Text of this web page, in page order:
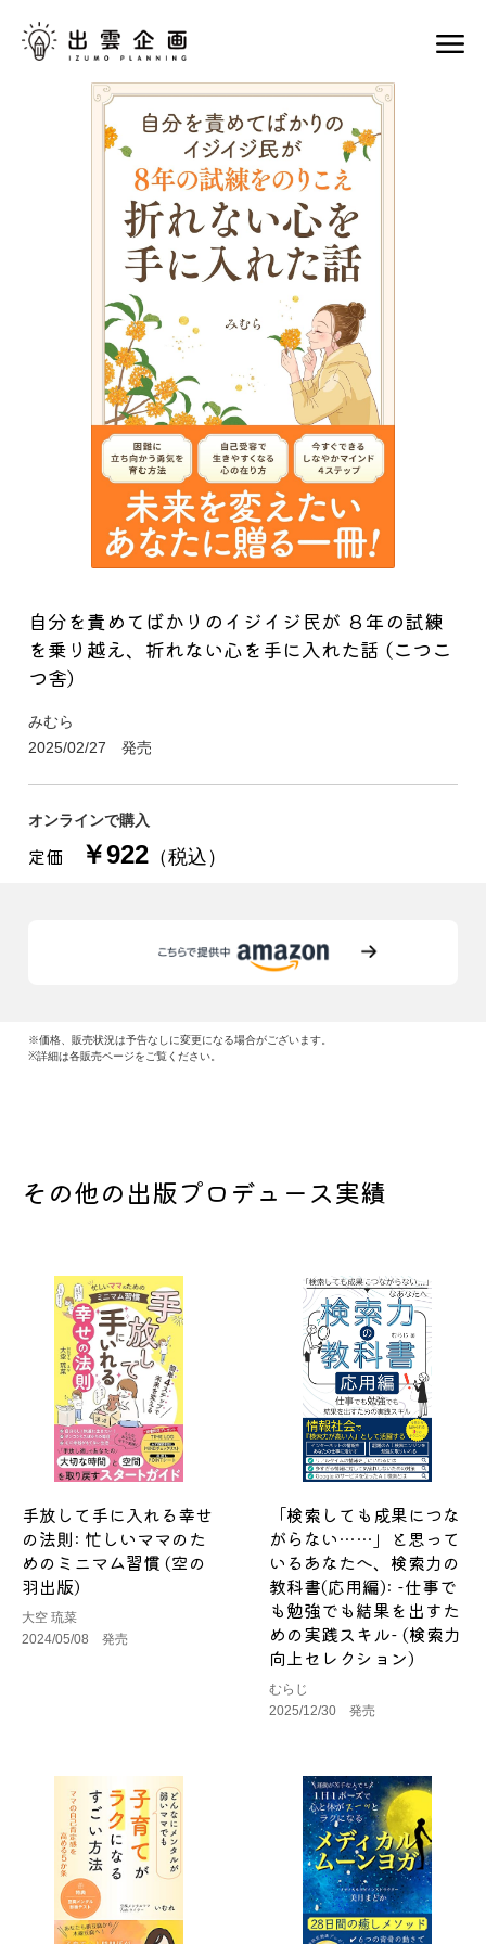
自分を責めてばかりのイジイジ民が ８年の試練
を乗り越え、折れない心を手に入れた話 (こつこ
つ舎)
みむら
2025/02/27 発売
オンラインで購入
定価 ￥922 （税込）
※価格、販売状況は予告なしに変更になる場合がございます。
※詳細は各販売ページをご覧ください。
その他の出版プロデュース実績
手放して手に入れる幸せ
の法則: 忙しいママのた
めのミニマム習慣 (空の
羽出版)
大空 琉菜
2024/05/08 発売
「検索しても成果につな
がらない……」と思って
いるあなたへ、検索力の
教科書(応用編): -仕事で
も勉強でも結果を出すた
めの実践スキル- (検索力
向上セレクション)
むらじ
2025/12/30 発売